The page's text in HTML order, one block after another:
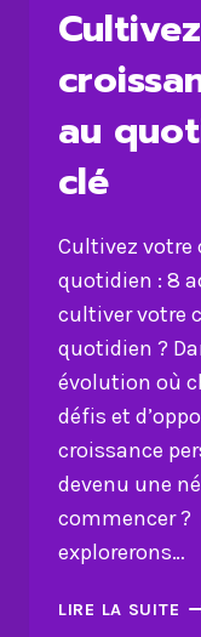
au
clé
Cultivez votre
quotidien : 8
cultiver votre
quotidien ?
évolution où
défis et
croissance
devenu une
commencer ?
explorerons…
LIRE LA SUITE